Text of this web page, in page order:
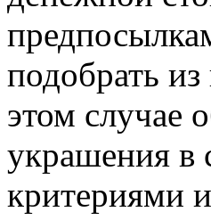
подобрать из
этом случае
украшения в
критериями